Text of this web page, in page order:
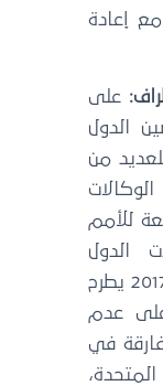
إعادة
على
الدول
من
للأمم
الدول
الأفريقية قرارًا تدعمه الصين في عام 2017 يطرح
على عدم
في